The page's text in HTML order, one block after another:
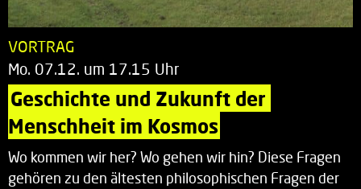
VORTRAG
Mo. 07.12. um 17.15 Uhr
Geschichte und Zukunft der
Menschheit im Kosmos
Wo kommen wir her? Wo gehen wir hin? Diese Fragen
gehören zu den ältesten philosophischen Fragen der